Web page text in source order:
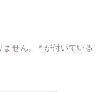
せん。 * が付いている